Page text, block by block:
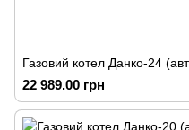
Газовий котел Данко-24
22 989.00 грн